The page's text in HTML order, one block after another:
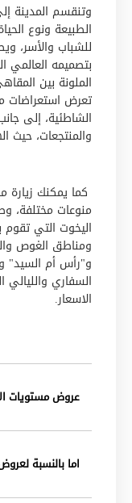
وتنقسم المدينة
الطبيعة ونوع
للشباب والأسر،
بتصميمه العالمي
الملونة بين
تعرض استعراضات
الشاطئية، إلى
والمنتجعات، حيث
كما يمكنك زيارة
منوعات مختلفة،
اليخوت التي تقوم
ومناطق الغوص
و"رأس أم السيد"
الاسعار.
عروض مستويات
اما بالنسبة